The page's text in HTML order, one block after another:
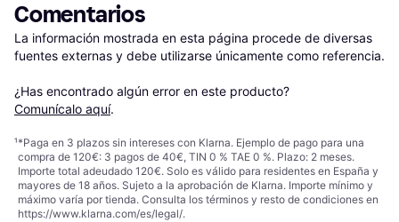
Comentarios
La información mostrada en esta página procede de diversas
fuentes externas y debe utilizarse únicamente como referencia.
¿Has encontrado algún error en este producto?
Comunícalo aquí.
¹*Paga en 3 plazos sin intereses con Klarna. Ejemplo de pago para una
compra de 120€: 3 pagos de 40€, TIN 0 % TAE 0 %. Plazo: 2 meses.
Importe total adeudado 120€. Solo es válido para residentes en España y
mayores de 18 años. Sujeto a la aprobación de Klarna. Importe mínimo y
máximo varía por tienda. Consulta los términos y resto de condiciones en
https://www.klarna.com/es/legal/.